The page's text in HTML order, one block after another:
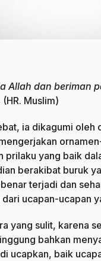
Allah dan beriman
(HR. Muslim)
ia dikagumi
yang baik
berakibat buruk
terjadi dan
ucapan-ucapan
yang sulit, karena
bahkan
ucapkan, baik